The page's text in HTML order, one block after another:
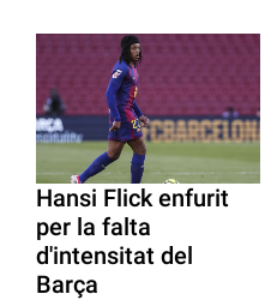
Hansi Flick enfurit
per la falta
d'intensitat del
Barça